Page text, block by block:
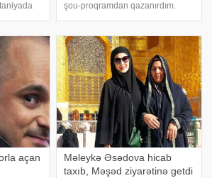
olan
şou-proqramdan qazanırdım.
Xuraman Şuşalı "Hüseynova
bacıları" proqramında deyib
açan
Məleykə Əsədova hicab
taxıb, Məşəd ziyarətinə getdi